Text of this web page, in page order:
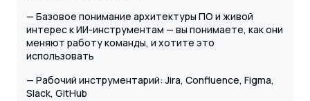
— Базовое понимание архитектуры ПО и живой
интерес к ИИ-инструментам — вы понимаете, как они
меняют работу команды, и хотите это
использовать
— Рабочий инструментарий: Jira, Confluence, Figma,
Slack, GitHub